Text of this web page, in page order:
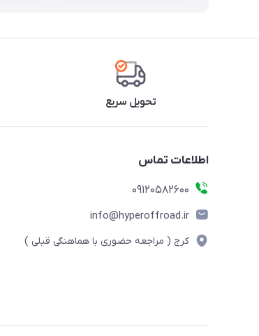
تحویل سریع
اطلاعات تماس
09120582600
info@hyperoffroad.ir
کرج ( مراجعه حضوری با هماهنگی قبلی )